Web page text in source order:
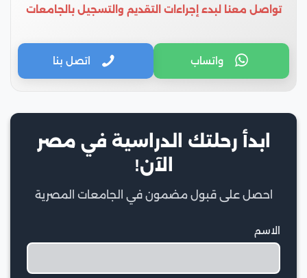
تواصل معنا لبدء إجراءات التقديم والتسجيل بالجامعات
واتساب اتصل بنا
ابدأ رحلتك الدراسية في مصر
الآن!
احصل على قبول مضمون في الجامعات المصرية
الاسم